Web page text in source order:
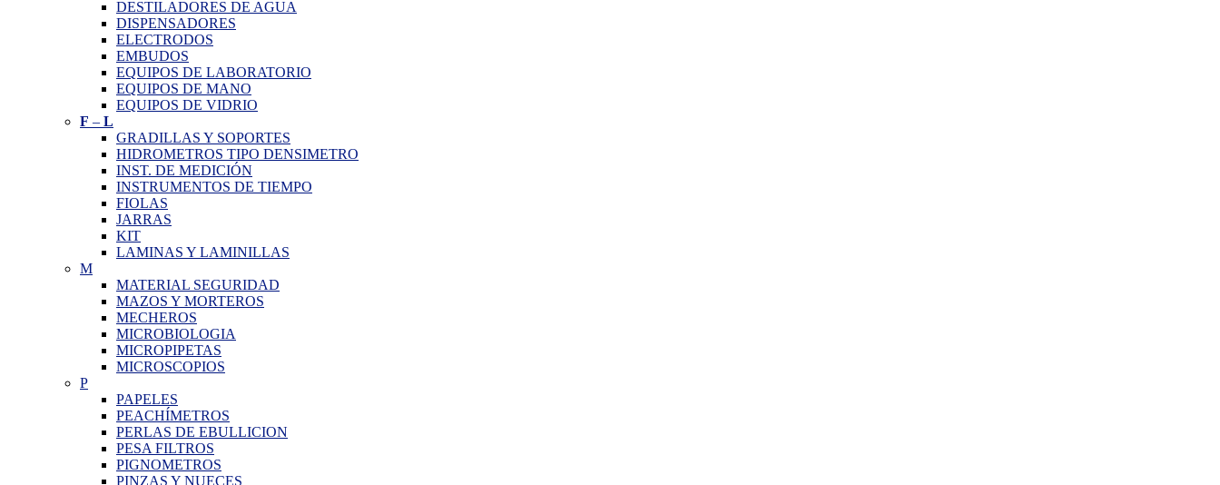
DESTILADORES DE AGUA
DISPENSADORES
ELECTRODOS
EMBUDOS
EQUIPOS DE LABORATORIO
EQUIPOS DE MANO
EQUIPOS DE VIDRIO
F – L
GRADILLAS Y SOPORTES
HIDROMETROS TIPO DENSIMETRO
INST. DE MEDICIÓN
INSTRUMENTOS DE TIEMPO
FIOLAS
JARRAS
KIT
LAMINAS Y LAMINILLAS
M
MATERIAL SEGURIDAD
MAZOS Y MORTEROS
MECHEROS
MICROBIOLOGIA
MICROPIPETAS
MICROSCOPIOS
P
PAPELES
PEACHÍMETROS
PERLAS DE EBULLICION
PESA FILTROS
PIGNOMETROS
PINZAS Y NUECES